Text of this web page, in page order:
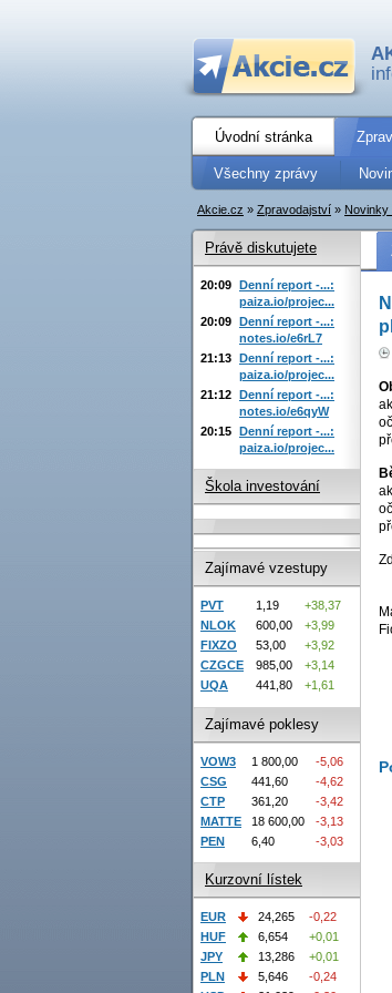
Úvodní stránka
Všechny zprávy
Akcie.cz » Zpravodajství » Novinky
Právě diskutujete
20:09 Denní report -...:
paiza.io/projec...
20:09 Denní report -...:
notes.io/e6rL7
21:13 Denní report -...:
paiza.io/projec...
21:12 Denní report -...:
notes.io/e6qyW
20:15 Denní report -...:
paiza.io/projec...
Škola investování
Zajímavé vzestupy
PVT 1,19
+38,37
NLOK
600,00
+3,99
FIXZO
53,00
+3,92
CZGCE
985,00
+3,14
UQA
441,80 +1,61
Zajímavé poklesy
VOW3 1 800,00
-5,06
CSG
441,60
-4,62
CTP
361,20
-3,42
MATTE
18 600,00
-3,13
PEN
6,40 -3,03
Kurzovní lístek
EUR 24,265
-0,22
HUF
6,654
+0,01
JPY
13,286
+0,01
PLN
5,646
-0,24